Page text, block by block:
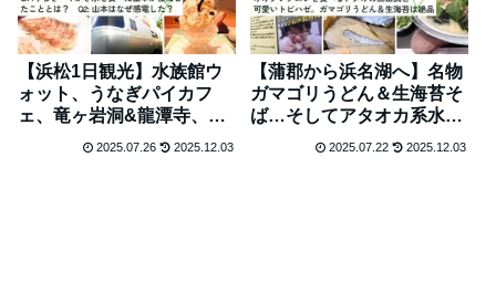
【浜松1日観光】水族館ウ
ォット、うなぎパイカフ
ェ、竜ヶ岩洞&龍潭寺、浜
松餃子にトレーラーハウス
2025.07.26 2025.12.03
【蒲郡から浜名湖へ】名物
ガマゴリうどん＆生海苔そ
ば…そしてアタオカ系水族
館タケスイ、竹島を楽しん
2025.07.22 2025.12.03